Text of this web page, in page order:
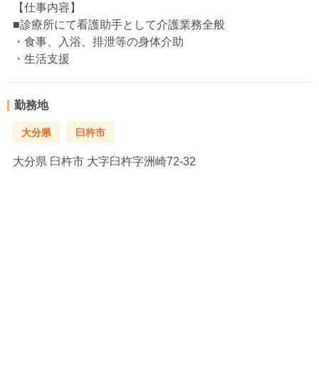
【仕事内容】
■診療所にて看護助手として介護業務全般
・食事、入浴、排泄等の身体介助
・生活支援
勤務地
大分県 臼杵市
大分県 臼杵市 大字臼杵字洲崎72-32